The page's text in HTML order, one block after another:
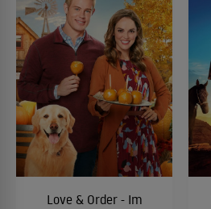
Love & Order - Im